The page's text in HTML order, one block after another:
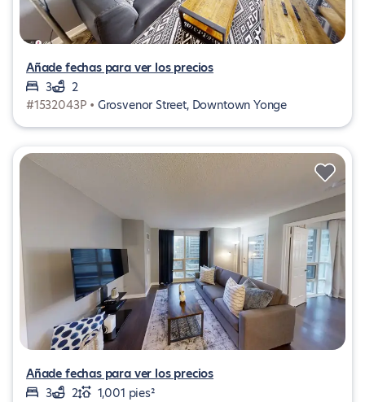
Añade fechas para ver los precios
3
2
#1532043P • Grosvenor Street, Downtown Yonge
Añade fechas para ver los precios
3
2
1,001 pies²